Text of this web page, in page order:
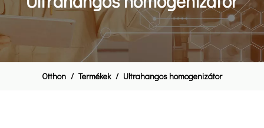
Otthon / Termékek / Ultrahangos homogenizátor